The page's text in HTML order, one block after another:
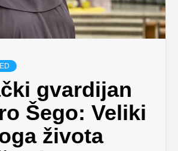
gvardijan
Šego: Veliki
života